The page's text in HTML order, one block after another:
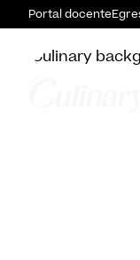
Portal docente